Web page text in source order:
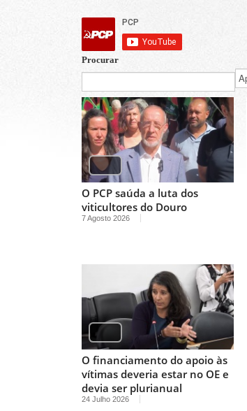
Procurar
O PCP saúda a luta dos
viticultores do Douro
7 Agosto 2026
O financiamento do apoio às
vítimas deveria estar no OE e
devia ser plurianual
24 Julho 2026